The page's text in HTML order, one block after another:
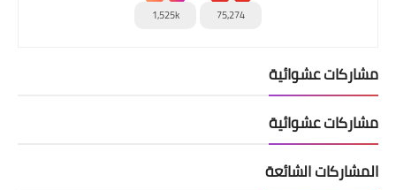
75,274
1,525k
مشاركات عشوائية
مشاركات عشوائية
المشاركات الشائعة